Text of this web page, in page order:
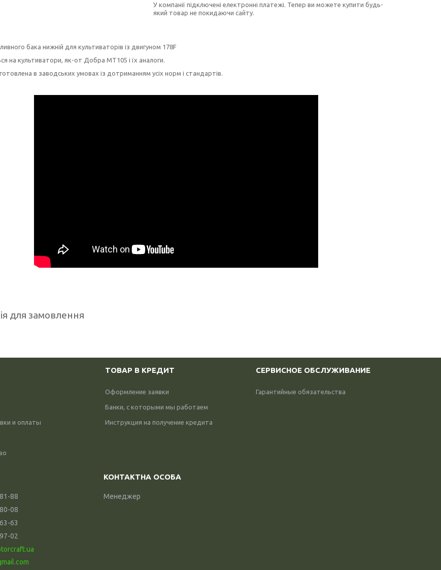
У компанії підключені електронні платежі. Тепер ви можете купити будь-
який товар не покидаючи сайту.
бака нижній для культиваторів із двигуном 178F
на культиватори, як-от Добра МТ105 і їх аналоги.
в заводських умовах із дотриманням усіх норм і стандартів.
для замовлення
и оплаты
ТОВАР В КРЕДИТ
Оформление заявки
Банки, с которыми мы работаем
Инструкция на получение кредита
СЕРВИСНОЕ ОБСЛУЖИВАНИЕ
Гарантийные обязательства
88
08
63
02
Менеджер